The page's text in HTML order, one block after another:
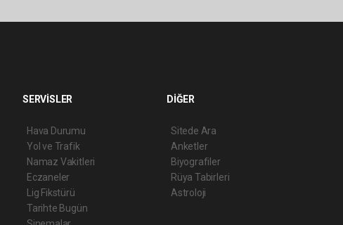
SERVİSLER
Hava Durumu
Yol ve Trafik
Namaz Vakitleri
Eczaneler
Lig Fikstürü
Tarihte Bugün
DİĞER
Sitede Ara
Anketler
Biyografiler
Rüya Tabirleri
Astroloji